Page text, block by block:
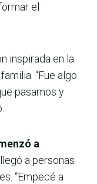
el
inspirada en la
“Fue algo
pasamos y
a
a personas
“Empecé a